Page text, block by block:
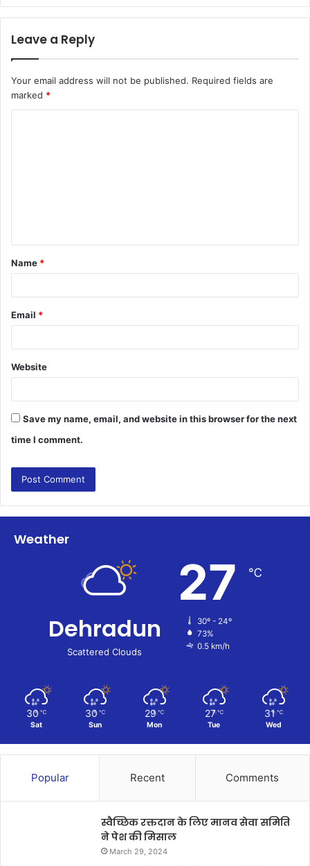
Leave a Reply
Your email address will not be published. Required fields are
marked *
t
*
Name *
Email *
Website
Save my name, email, and website in this browser for the next
time I comment.
Weather
Dehradun
Scattered Clouds
27 ℃
30º - 24º
73%
0.5 km/h
30 ℃
Sat
30 ℃
Sun
29 ℃
Mon
27 ℃
Tue
31 ℃
Wed
Popular Recent Comments
स्वैच्छिक रक्तदान के लिए मानव सेवा समिति
ने पेश की मिसाल
March 29, 2024